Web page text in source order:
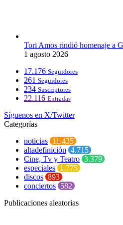
Tori Amos rindió homenaje a
1 agosto 2026
17.176 Seguidores
261 Seguidores
234 Suscriptores
22.116 Entradas
Síguenos en X/Twitter
Categorías
noticias 11.435
altadefinición 4.715
Cine, Tv y Teatro 3.379
especiales 1.775
discos 893
conciertos 582
Publicaciones aleatorias